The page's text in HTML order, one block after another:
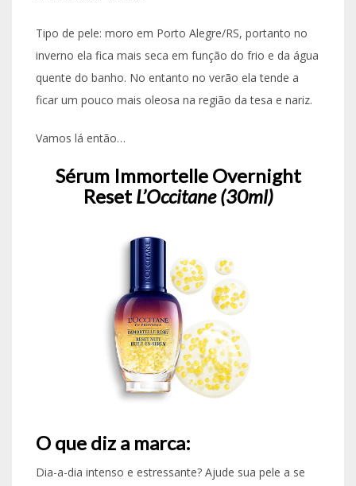
Tipo de pele: moro em Porto Alegre/RS, portanto no
inverno ela fica mais seca em função do frio e da água
quente do banho. No entanto no verão ela tende a
ficar um pouco mais oleosa na região da tesa e nariz.
Vamos lá então…
Sérum Immortelle Overnight
ResetL’Occitane (30ml)
O que diz a marca:
Dia-a-dia intenso e estressante? Ajude sua pele a se